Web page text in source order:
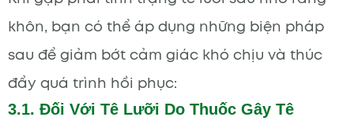
khôn, bạn có thể áp dụng những biện pháp
sau để giảm bớt cảm giác khó chịu và thúc
đẩy quá trình hồi phục:
3.1. Đối Với Tê Lưỡi Do Thuốc Gây Tê